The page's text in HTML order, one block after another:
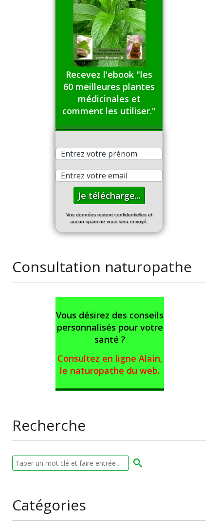
Recevez l'ebook "les
60 meilleures plantes
médicinales et
comment les utiliser."
Vos données restent confidentielles et
aucun spam ne vous sera envoyé.
Consultation naturopathe
Vous désirez des conseils
personnalisés pour votre
santé ?
Consultez en ligne Alain,
le naturopathe du web.
Recherche
Catégories